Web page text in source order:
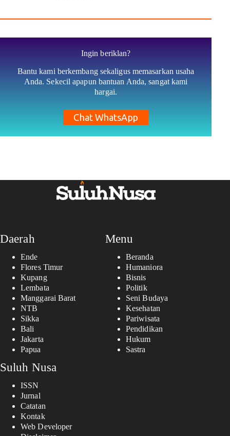
Ingin beriklan?
Bantu kami berkembang sekaligus memasarkan usaha
Anda. Sekecil apapun bantuan Anda, sangat kami
hargai.
Chat WhatsApp
Daerah
Ende
Flores Timur
Kupang
Lembata
Manggarai Barat
NTB
Sikka
Bali
Jakarta
Papua
Menu
Beranda
Humaniora
Bisnis
Politik
Seni Budaya
Kesehatan
Pariwisata
Pendidikan
Hukum
Sastra
Suluh Nusa
ISSN
Jurnal
Catatan
Kontak
Web Developer